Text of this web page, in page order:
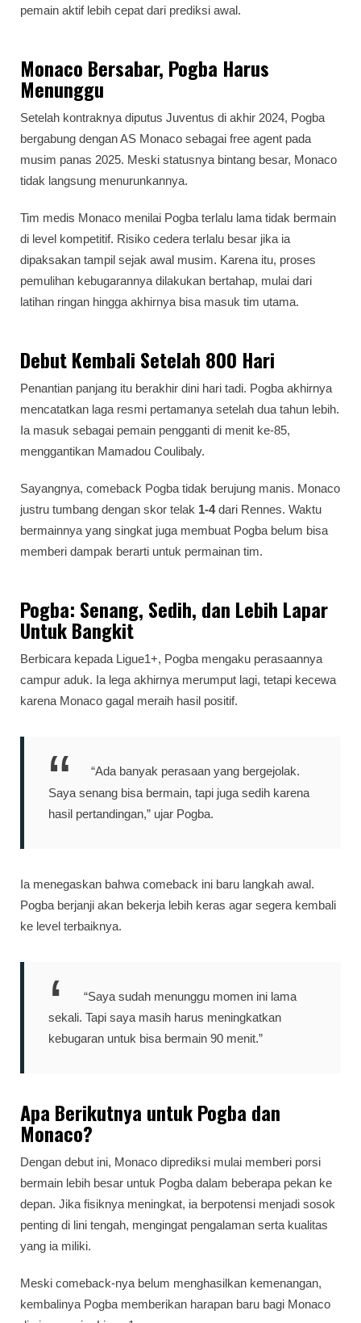
pemain aktif lebih cepat dari prediksi awal.
Monaco Bersabar, Pogba Harus
Menunggu
Setelah kontraknya diputus Juventus di akhir 2024, Pogba
bergabung dengan AS Monaco sebagai free agent pada
musim panas 2025. Meski statusnya bintang besar, Monaco
tidak langsung menurunkannya.
Tim medis Monaco menilai Pogba terlalu lama tidak bermain
di level kompetitif. Risiko cedera terlalu besar jika ia
dipaksakan tampil sejak awal musim. Karena itu, proses
pemulihan kebugarannya dilakukan bertahap, mulai dari
latihan ringan hingga akhirnya bisa masuk tim utama.
Debut Kembali Setelah 800 Hari
Penantian panjang itu berakhir dini hari tadi. Pogba akhirnya
mencatatkan laga resmi pertamanya setelah dua tahun lebih.
Ia masuk sebagai pemain pengganti di menit ke-85,
menggantikan Mamadou Coulibaly.
Sayangnya, comeback Pogba tidak berujung manis. Monaco
justru tumbang dengan skor telak 1-4dari Rennes. Waktu
bermainnya yang singkat juga membuat Pogba belum bisa
memberi dampak berarti untuk permainan tim.
Pogba: Senang, Sedih, dan Lebih Lapar
Untuk Bangkit
Berbicara kepada Ligue1+, Pogba mengaku perasaannya
campur aduk. Ia lega akhirnya merumput lagi, tetapi kecewa
karena Monaco gagal meraih hasil positif.
“Ada banyak perasaan yang bergejolak.
Saya senang bisa bermain, tapi juga sedih karena
hasil pertandingan,” ujar Pogba.
Ia menegaskan bahwa comeback ini baru langkah awal.
Pogba berjanji akan bekerja lebih keras agar segera kembali
ke level terbaiknya.
“Saya sudah menunggu momen ini lama
sekali. Tapi saya masih harus meningkatkan
kebugaran untuk bisa bermain 90 menit.”
Apa Berikutnya untuk Pogba dan
Monaco?
Dengan debut ini, Monaco diprediksi mulai memberi porsi
bermain lebih besar untuk Pogba dalam beberapa pekan ke
depan. Jika fisiknya meningkat, ia berpotensi menjadi sosok
penting di lini tengah, mengingat pengalaman serta kualitas
yang ia miliki.
Meski comeback-nya belum menghasilkan kemenangan,
kembalinya Pogba memberikan harapan baru bagi Monaco